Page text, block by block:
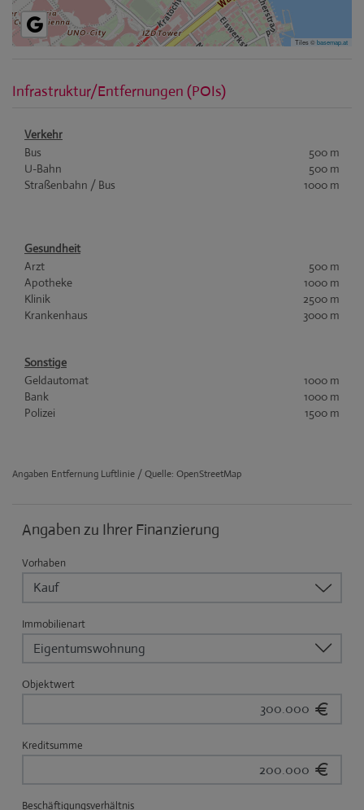
Tiles ©basemap.at
Infrastruktur/Entfernungen (POIs)
Verkehr
Bus
500 m
U-Bahn
500 m
Straßenbahn / Bus
1000 m
Gesundheit
Arzt
500 m
Apotheke
1000 m
Klinik
2500 m
Krankenhaus
3000 m
Sonstige
Geldautomat
1000 m
Bank
1000 m
Polizei
1500 m
Angaben Entfernung Luftlinie / Quelle: OpenStreetMap